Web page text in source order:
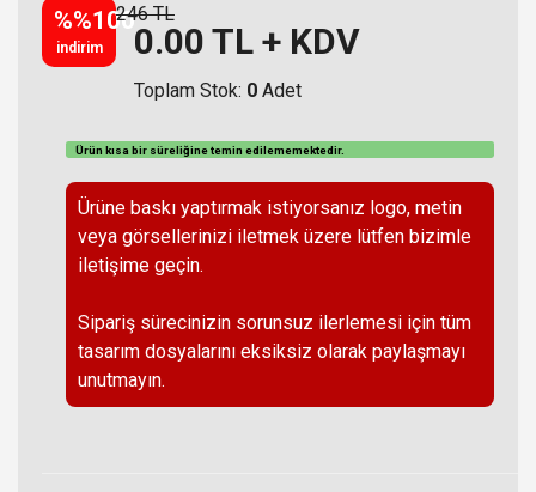
%%100
indirim
246 TL
0.00 TL + KDV
Toplam Stok: 0 Adet
Ürün kısa bir süreliğine temin edilememektedir.
Ürüne baskı yaptırmak istiyorsanız logo, metin
veya görsellerinizi iletmek üzere lütfen bizimle
iletişime geçin.
Sipariş sürecinizin sorunsuz ilerlemesi için tüm
tasarım dosyalarını eksiksiz olarak paylaşmayı
unutmayın.